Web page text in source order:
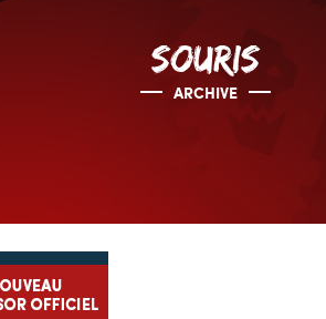
SOURIS
ARCHIVE